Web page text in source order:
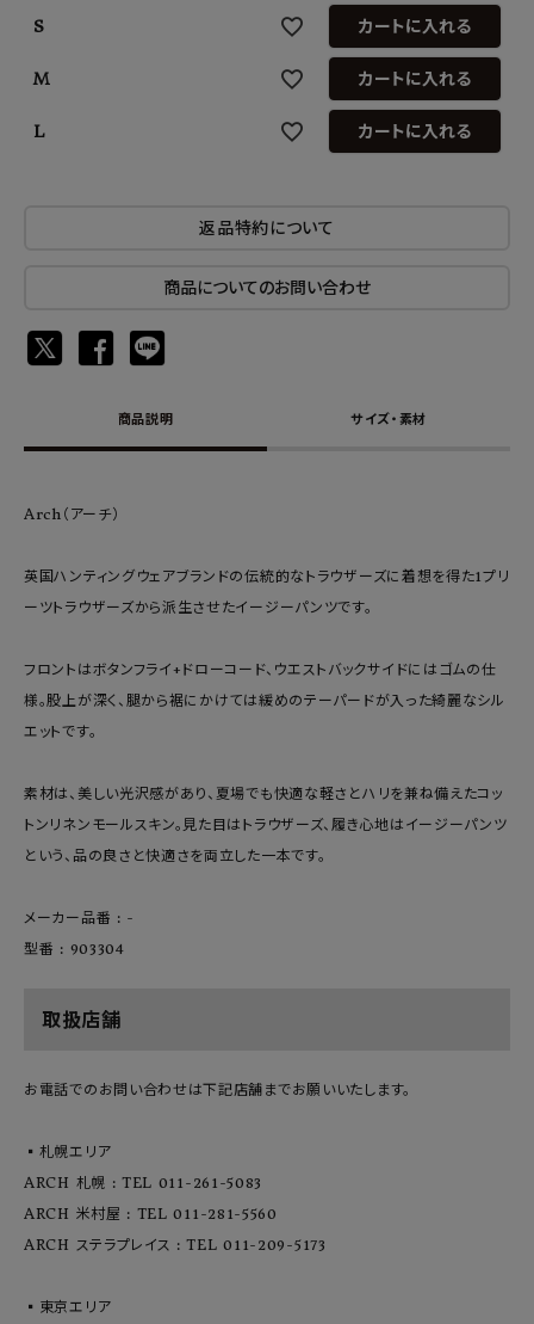
S カートに入れる
M カートに入れる
L カートに入れる
返品特約について
商品についてのお問い合わせ
商品説明 サイズ・素材
Arch（アーチ）
英国ハンティングウェアブランドの伝統的なトラウザーズに着想を得た1プリ
ーツトラウザーズから派生させたイージーパンツです。
フロントはボタンフライ+ドローコード、ウエストバックサイドにはゴムの仕
様。股上が深く、腿から裾にかけては緩めのテーパードが入った綺麗なシル
エットです。
素材は、美しい光沢感があり、夏場でも快適な軽さとハリを兼ね備えたコッ
トンリネンモールスキン。見た目はトラウザーズ、履き心地はイージーパンツ
という、品の良さと快適さを両立した一本です。
メーカー品番 : -
型番 : 903304
取扱店舗
お電話でのお問い合わせは下記店舗までお願いいたします。
▪️札幌エリア
ARCH 札幌 : TEL 011-261-5083
ARCH 米村屋 : TEL 011-281-5560
ARCH ステラプレイス : TEL 011-209-5173
▪️東京エリア